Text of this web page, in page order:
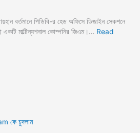
বর্তমানে পিডিবি-র হেড অফিসে ডিজাইন সেকশনে
একটি মাল্টিন্যশনাল কোম্পনির জিএম।… Read
কে চুদলাম